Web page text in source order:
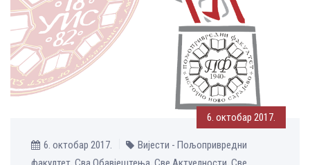
6. октобар 2017.
6. октобар 2017.
Вијести - Пољопривредни